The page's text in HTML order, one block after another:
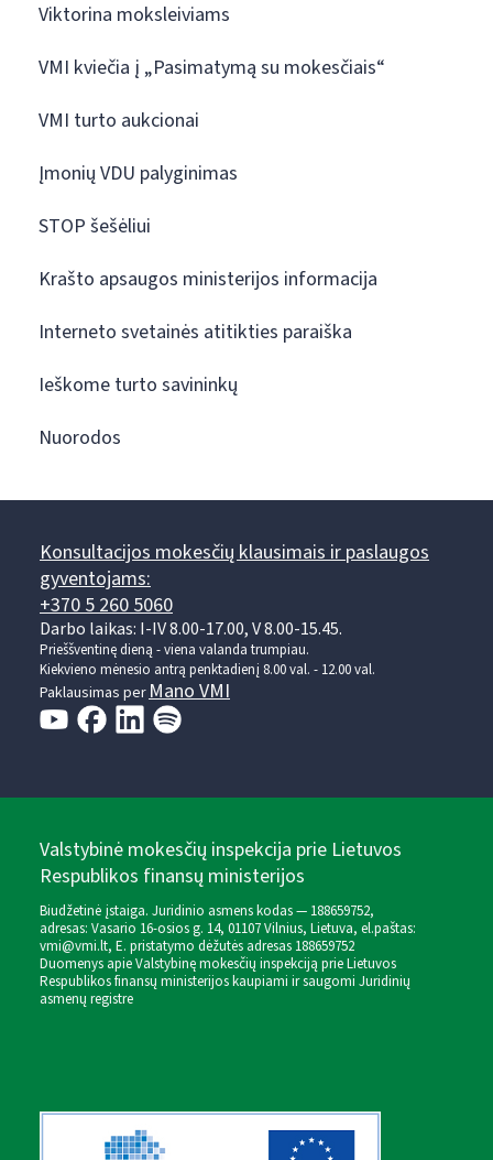
Viktorina moksleiviams
VMI kviečia į „Pasimatymą su mokesčiais“
VMI turto aukcionai
Įmonių VDU palyginimas
STOP šešėliui
Krašto apsaugos ministerijos informacija
Interneto svetainės atitikties paraiška
Ieškome turto savininkų
Nuorodos
Konsultacijos mokesčių klausimais ir paslaugos
gyventojams:
+370 5 260 5060
Darbo laikas: I-IV 8.00-17.00, V 8.00-15.45.
Prieššventinę dieną - viena valanda trumpiau.
Kiekvieno mėnesio antrą penktadienį 8.00 val. - 12.00 val.
Paklausimas perMano VMI
Valstybinė mokesčių inspekcija prie Lietuvos
Respublikos finansų ministerijos
Biudžetinė įstaiga. Juridinio asmens kodas — 188659752,
adresas: Vasario 16-osios g. 14, 01107 Vilnius, Lietuva, el.paštas:
vmi@vmi.lt, E. pristatymo dėžutės adresas 188659752
Duomenys apie Valstybinę mokesčių inspekciją prie Lietuvos
Respublikos finansų ministerijos kaupiami ir saugomi Juridinių
asmenų registre